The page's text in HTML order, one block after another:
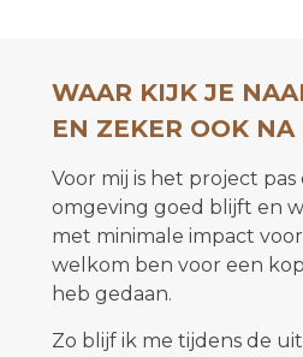
WAAR KIJK JE
EN ZEKER OOK
Voor mij is het project
omgeving goed blijft en
met minimale impact
welkom ben voor een
heb gedaan.
Zo blijf ik me tijdens de